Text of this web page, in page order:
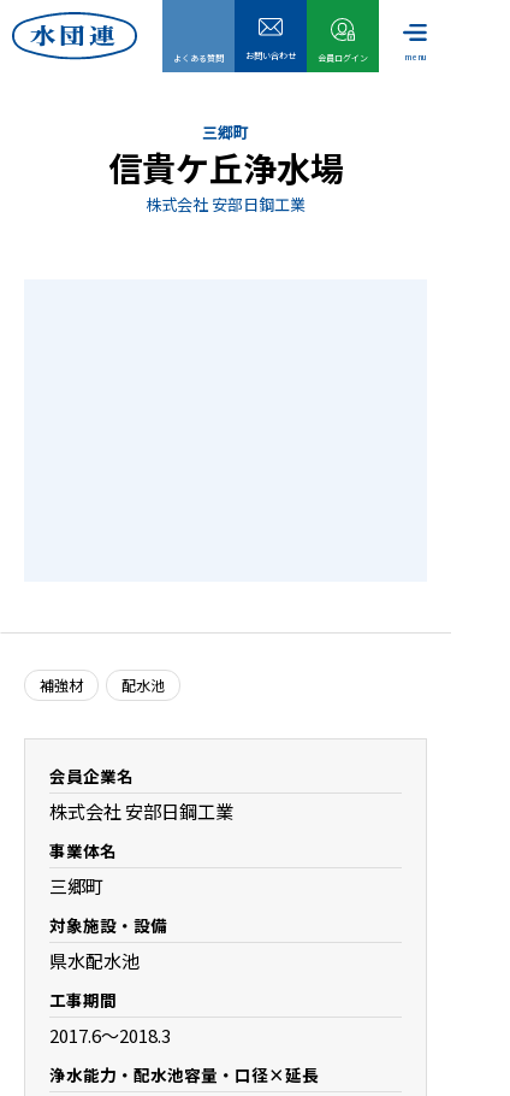
よくある質問 お問い合わせ 会員ログイン menu
三郷町
信貴ケ丘浄水場
株式会社 安部日鋼工業
補強材 配水池
会員企業名
株式会社 安部日鋼工業
事業体名
三郷町
対象施設・設備
県水配水池
工事期間
2017.6～2018.3
浄水能力・配水池容量・口径×延長